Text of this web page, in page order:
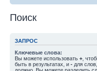
Поиск
ЗАПРОС
Ключевые слова:
Вы можете использовать + ,
быть в результатах, и - для